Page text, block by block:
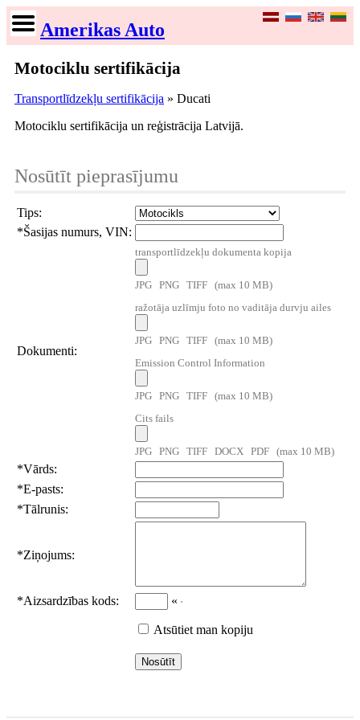
Amerikas Auto
Motociklu sertifikācija
Transportlīdzekļu sertifikācija » Ducati
Motociklu sertifikācija un reģistrācija Latvijā.
Nosūtīt pieprasījumu
Tips:
*Šasijas numurs, VIN:
Dokumenti:
transportlīdzekļu dokumenta kopija
JPG PNG TIFF (max 10 MB)
ražotāja uzlīmju foto no vaditāja durvju ailes
JPG PNG TIFF (max 10 MB)
Emission Control Information
JPG PNG TIFF (max 10 MB)
Cits fails
JPG PNG TIFF DOCX PDF (max 10 MB)
*Vārds:
*E-pasts:
*Tālrunis:
*Ziņojums:
*Aizsardzības kods: «
Atsūtiet man kopiju